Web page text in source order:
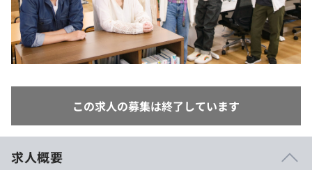
法人向けプラン
学校向けプラン
この求人の募集は終了しています
求人概要